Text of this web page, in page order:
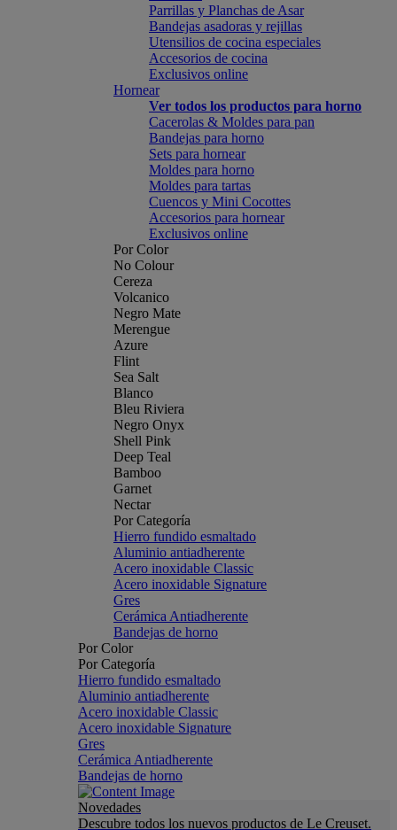
Parrillas y Planchas de Asar
Bandejas asadoras y rejillas
Utensilios de cocina especiales
Accesorios de cocina
Exclusivos online
Hornear
Ver todos los productos para horno
Cacerolas & Moldes para pan
Bandejas para horno
Sets para hornear
Moldes para horno
Moldes para tartas
Cuencos y Mini Cocottes
Accesorios para hornear
Exclusivos online
Por Color
No Colour
Cereza
Volcanico
Negro Mate
Merengue
Azure
Flint
Sea Salt
Blanco
Bleu Riviera
Negro Onyx
Shell Pink
Deep Teal
Bamboo
Garnet
Nectar
Por Categoría
Hierro fundido esmaltado
Aluminio antiadherente
Acero inoxidable Classic
Acero inoxidable Signature
Gres
Cerámica Antiadherente
Bandejas de horno
Por Color
Por Categoría
Hierro fundido esmaltado
Aluminio antiadherente
Acero inoxidable Classic
Acero inoxidable Signature
Gres
Cerámica Antiadherente
Bandejas de horno
Novedades
Descubre todos los nuevos productos de Le Creuset.